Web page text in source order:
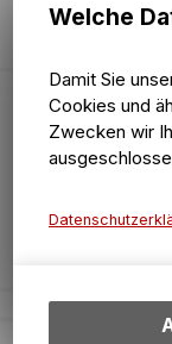
Racing
23.30 CHF
Welche
Damit Sie
Cookies und
Zwecken wir